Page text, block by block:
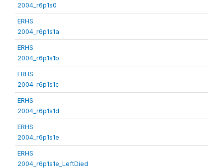
2004_r6p1s0
ERHS
2004_r6p1s1a
ERHS
2004_r6p1s1b
ERHS
2004_r6p1s1c
ERHS
2004_r6p1s1d
ERHS
2004_r6p1s1e
ERHS
2004_r6p1s1e_LeftDied